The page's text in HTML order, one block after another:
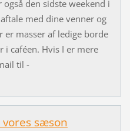
den sidste weekend i
med dine venner og
masser af ledige borde
i caféen. Hvis I er mere
til -
sæson